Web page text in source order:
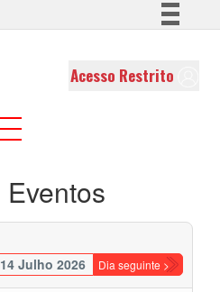
Comunica BR
Acesso Restrito
Julho 2026 Dia seguinte >